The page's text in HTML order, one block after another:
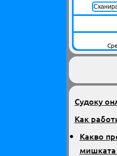
Судоку
Как
Какво
мишката